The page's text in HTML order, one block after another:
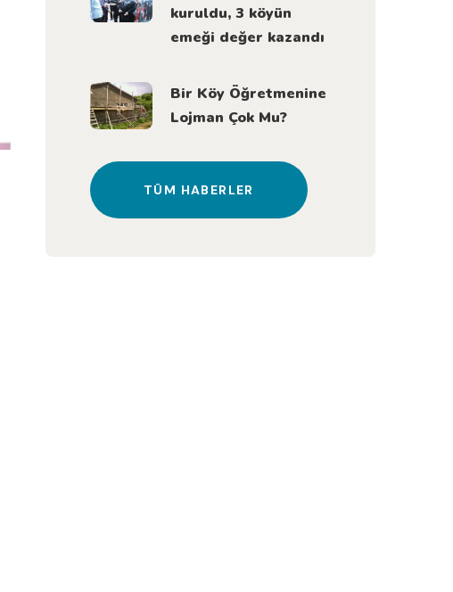
kuruldu, 3 köyün
emeği değer kazandı
Bir Köy Öğretmenine
Lojman Çok Mu?
TÜM HABERLER